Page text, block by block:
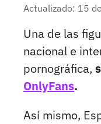
Actualizado: 15
Una de las
nacional e
pornográfica,
OnlyFans.
Así mismo,